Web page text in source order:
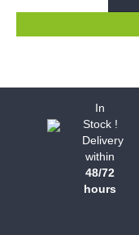
In
Stock !
Delivery
within
48/72
hours